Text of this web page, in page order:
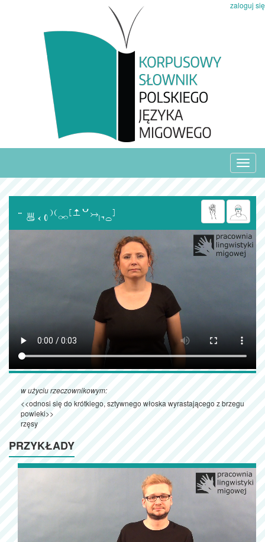
zaloguj się

w użyciu rzeczownikowym:
<<odnosi się do krótkiego, sztywnego włoska wyrastającego z brzegu
powieki>>
rzęsy
PRZYKŁADY